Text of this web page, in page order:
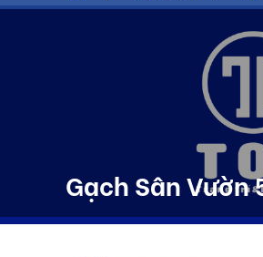
Gạch Sân Vườn